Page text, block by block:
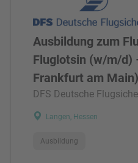
Ausbildung zum
Fluglotsin (w/m/d)
Frankfurt am Main)
DFS Deutsche
Langen, Hessen
Ausbildung